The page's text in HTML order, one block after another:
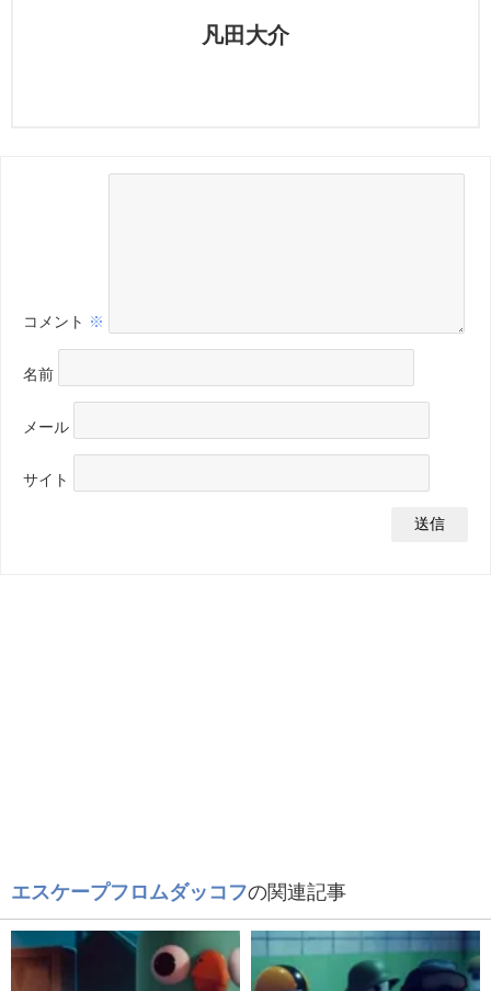
凡田大介
コメント ※
名前
メール
サイト
エスケープフロムダッコフの関連記事